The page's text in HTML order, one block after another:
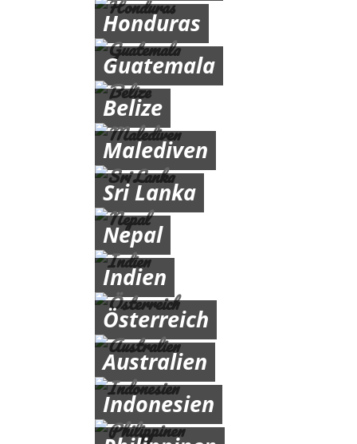
Honduras
Guatemala
Belize
Malediven
Sri Lanka
Nepal
Indien
Österreich
Australien
Indonesien